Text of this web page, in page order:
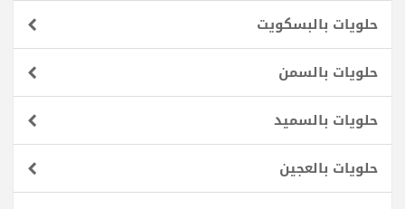
حلويات بالبسكويت
حلويات بالسمن
حلويات بالسميد
حلويات بالعجين